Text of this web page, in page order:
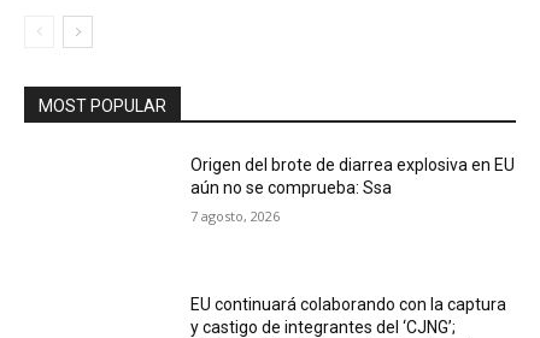
MOST POPULAR
Origen del brote de diarrea explosiva en EU
aún no se comprueba: Ssa
7 agosto, 2026
EU continuará colaborando con la captura
y castigo de integrantes del ‘CJNG’;